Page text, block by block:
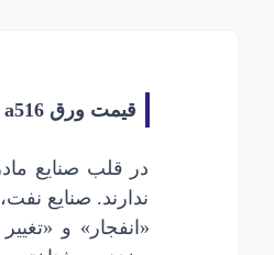
قیمت ورق a516
در قلب صنایع
ندارند. صنایع